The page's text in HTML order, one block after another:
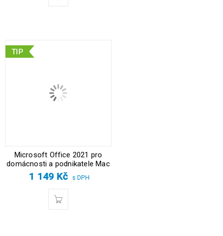
TIP
Microsoft Office 2021 pro
domácnosti a podnikatele Mac
1 149 Kč s DPH